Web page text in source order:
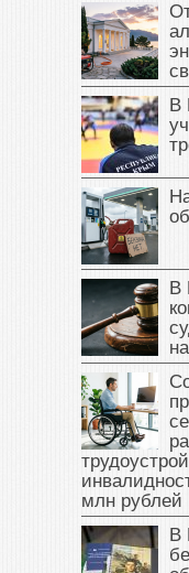
В
В
млн рублей
В